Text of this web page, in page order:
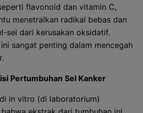
flavonoid dan vitamin C,
menetralkan radikal bebas dan
sel dari kerusakan oksidatif.
sangat penting dalam mencegah
Pertumbuhan Sel Kanker
in vitro (di laboratorium)